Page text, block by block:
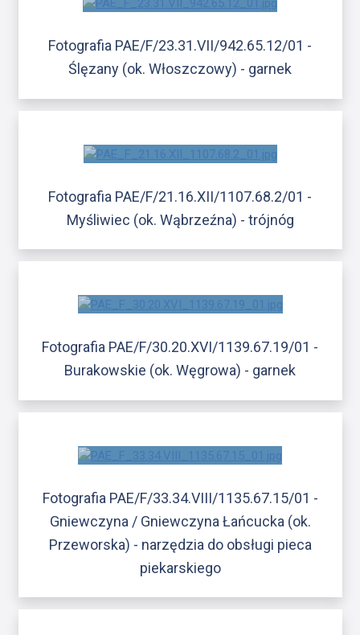
Fotografia PAE/F/23.31.VII/942.65.12/01 -
Ślęzany (ok. Włoszczowy) - garnek
Fotografia PAE/F/21.16.XII/1107.68.2/01 -
Myśliwiec (ok. Wąbrzeźna) - trójnóg
Fotografia PAE/F/30.20.XVI/1139.67.19/01 -
Burakowskie (ok. Węgrowa) - garnek
Fotografia PAE/F/33.34.VIII/1135.67.15/01 -
Gniewczyna / Gniewczyna Łańcucka (ok.
Przeworska) - narzędzia do obsługi pieca
piekarskiego